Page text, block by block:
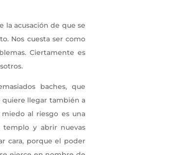
la acusación de que se
Nos cuesta ser como
Ciertamente es
baches, que
quiere llegar también a
al riesgo es una
templo y abrir nuevas
cara, porque el poder